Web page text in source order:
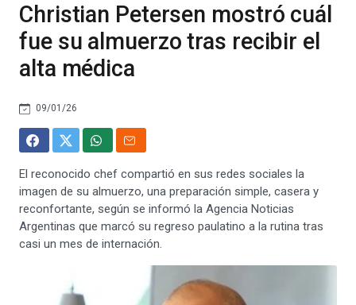
Christian Petersen mostró cuál
fue su almuerzo tras recibir el
alta médica
09/01/26
El reconocido chef compartió en sus redes sociales la
imagen de su almuerzo, una preparación simple, casera y
reconfortante, según se informó la Agencia Noticias
Argentinas que marcó su regreso paulatino a la rutina tras
casi un mes de internación.